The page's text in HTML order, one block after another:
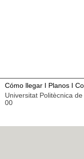
Cómo llegar I Planos I
Universitat Politècnica
00